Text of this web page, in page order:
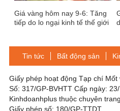
Giá vàng hôm nay 9-6: Tăng
tiếp do lo ngại kinh tế thế giới
Tin tức Bất động sản
Giấy phép hoạt động Tạp chí Mốt
Số: 317/GP-BVHTT Cấp ngày:
Kinhdoanhplus thuộc chuyên
Giấy phép số: 180/GP-TTDT